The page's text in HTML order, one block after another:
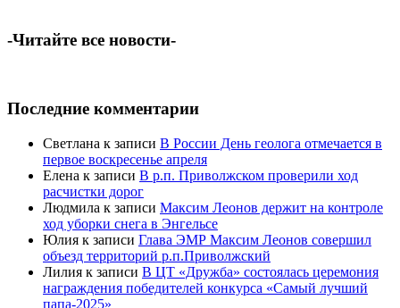
-Читайте все новости-
Последние комментарии
Светлана к записи В России День геолога отмечается в
первое воскресенье апреля
Елена к записи В р.п. Приволжском проверили ход
расчистки дорог
Людмила к записи Максим Леонов держит на контроле
ход уборки снега в Энгельсе
Юлия к записи Глава ЭМР Максим Леонов совершил
объезд территорий р.п.Приволжский
Лилия к записи В ЦТ «Дружба» состоялась церемония
награждения победителей конкурса «Самый лучший
папа-2025»